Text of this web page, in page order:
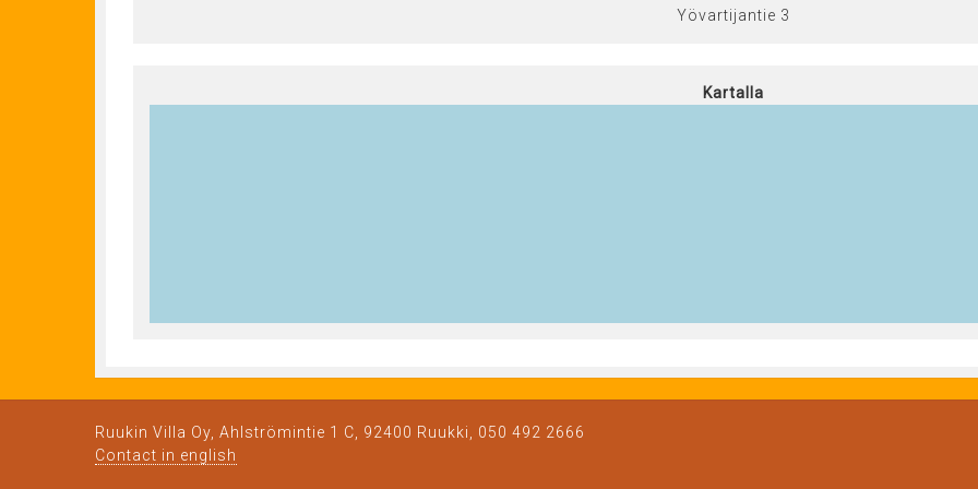
Yövartijantie 3
Kartalla
Ruukin Villa Oy, Ahlströmintie 1 C, 92400 Ruukki, 050 492 2666
Contact in english